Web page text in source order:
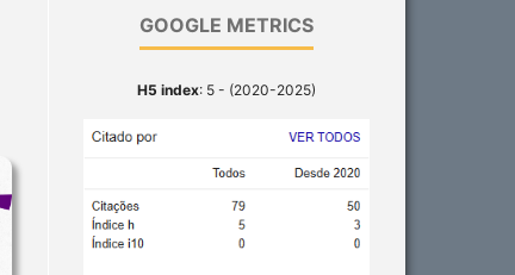
GOOGLE METRICS
H5 index: 5 - (2020-2025)